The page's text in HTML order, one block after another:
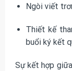
Ngòi viết
Thiết kế
buổi ký kết
Sự kết hợp giữa